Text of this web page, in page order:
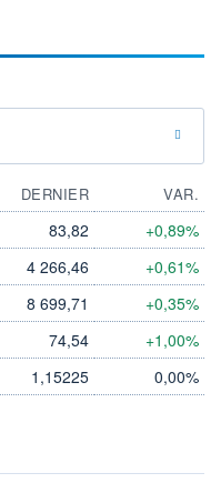
DERNIER
VAR.
83,82 +0,89%
4 266,46 +0,61%
8 699,71 +0,35%
74,54 +1,00%
1,15225 0,00%